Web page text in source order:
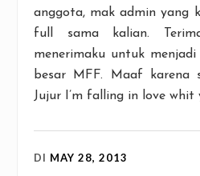
anggota, mak admin yang
full sama kalian.
menerimaku untuk
besar MFF. Maaf karena
Jujur I’m falling in love whit
DI MAY 28, 2013